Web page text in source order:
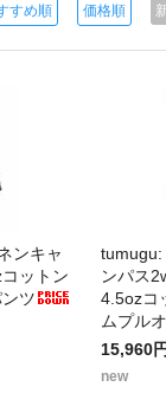
すめ順 価格順
ンキャ
ットン
ツ
tumugu:
ンパス
4.5ozコ
ムプル
15,960
new